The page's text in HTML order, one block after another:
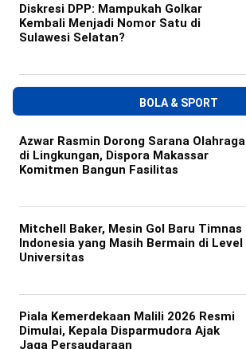
Diskresi DPP: Mampukah Golkar
Kembali Menjadi Nomor Satu di
Sulawesi Selatan?
BOLA & SPORT
Azwar Rasmin Dorong Sarana Olahraga
di Lingkungan, Dispora Makassar
Komitmen Bangun Fasilitas
Mitchell Baker, Mesin Gol Baru Timnas
Indonesia yang Masih Bermain di Level
Universitas
Piala Kemerdekaan Malili 2026 Resmi
Dimulai, Kepala Disparmudora Ajak
Jaga Persaudaraan